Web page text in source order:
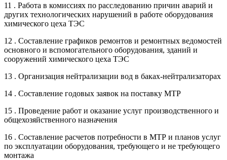
11 . Работа в комиссиях по расследованию причин аварий и
других технологических нарушений в работе оборудования
химического цеха ТЭС
12 . Составление графиков ремонтов и ремонтных ведомостей
основного и вспомогательного оборудования, зданий и
сооружений химического цеха ТЭС
13 . Организация нейтрализации вод в баках-нейтрализаторах
14 . Составление годовых заявок на поставку МТР
15 . Проведение работ и оказание услуг производственного и
общехозяйственного назначения
16 . Составление расчетов потребности в МТР и планов услуг
по эксплуатации оборудования, требующего и не требующего
монтажа